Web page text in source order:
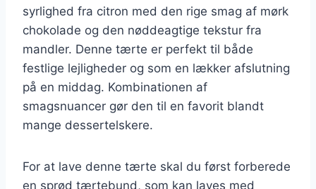
syrlighed fra citron med den rige smag af mørk
chokolade og den nøddeagtige tekstur fra
mandler. Denne tærte er perfekt til både
festlige lejligheder og som en lækker afslutning
på en middag. Kombinationen af
smagsnuancer gør den til en favorit blandt
mange dessertelskere.
For at lave denne tærte skal du først forberede
en sprød tærtebund, som kan laves med